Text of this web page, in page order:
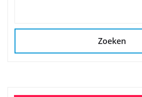
Zoeken